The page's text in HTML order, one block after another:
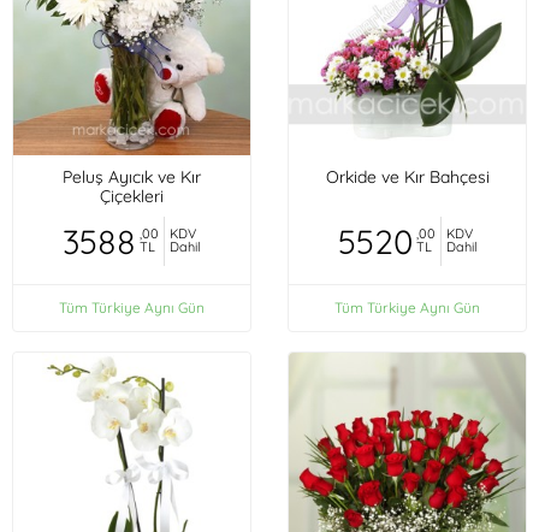
Peluş Ayıcık ve Kır
Çiçekleri
3588 ,00
TL
KDV
Dahil
Tüm Türkiye Aynı Gün
Orkide ve Kır Bahçesi
5520 ,00
TL
KDV
Dahil
Tüm Türkiye Aynı Gün